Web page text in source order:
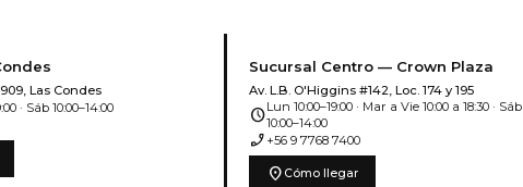
Las Condes
· Sáb 10:00–14:00
Sucursal Centro — Crown Plaza
Av. L.B. O'Higgins #142, Loc. 174 y 195
scheduleLun 10:00–19:00 · Mar a Vie 10:00 a 18:30 · Sáb
10:00–14:00
phone_enabled +56 9 7768 7400
location_on Cómo llegar